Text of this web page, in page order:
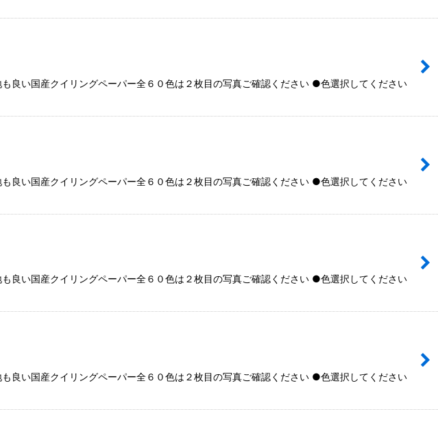
い国産クイリングペーパー全６０色は２枚目の写真ご確認ください ●色選択してください
い国産クイリングペーパー全６０色は２枚目の写真ご確認ください ●色選択してください
い国産クイリングペーパー全６０色は２枚目の写真ご確認ください ●色選択してください
い国産クイリングペーパー全６０色は２枚目の写真ご確認ください ●色選択してください